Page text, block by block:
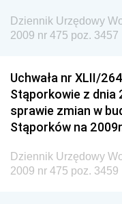
Dziennik
Kolejowego
Technologii
Dziennik
Dziennik
Państwowych
Dziennik
Rozwoju
Dziennik Urzędowy
2009 nr 475 poz. 3457
Uchwała nr XLII/
Stąporkowie z dnia
sprawie zmian w
Stąporków na
Dziennik Urzędowy
2009 nr 475 poz. 3459